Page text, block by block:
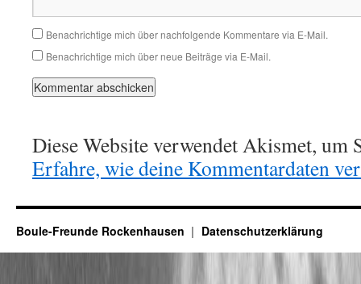
Benachrichtige mich über nachfolgende Kommentare via E-Mail.
Benachrichtige mich über neue Beiträge via E-Mail.
Diese Website verwendet Akismet, um
Erfahre, wie deine Kommentardaten
Boule-Freunde Rockenhausen Datenschutzerklärung